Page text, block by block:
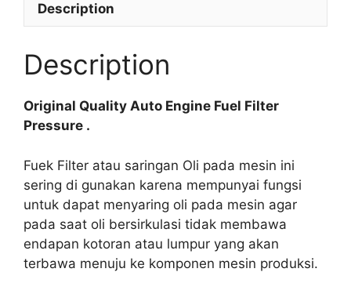
Description
Description
Original Quality Auto Engine Fuel Filter
Pressure .
Fuek Filter atau saringan Oli pada mesin ini
sering di gunakan karena mempunyai fungsi
untuk dapat menyaring oli pada mesin agar
pada saat oli bersirkulasi tidak membawa
endapan kotoran atau lumpur yang akan
terbawa menuju ke komponen mesin produksi.